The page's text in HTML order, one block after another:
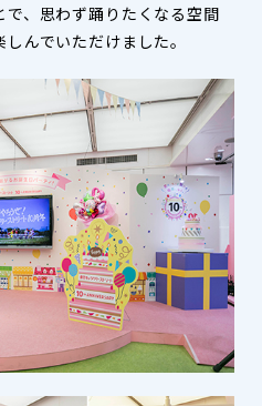
、思わず踊りたくなる空間
んでいただけました。